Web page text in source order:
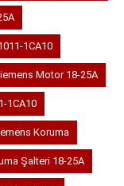
1CA10
Motor 18-25A
1CA10
Koruma
Şalteri 18-25A